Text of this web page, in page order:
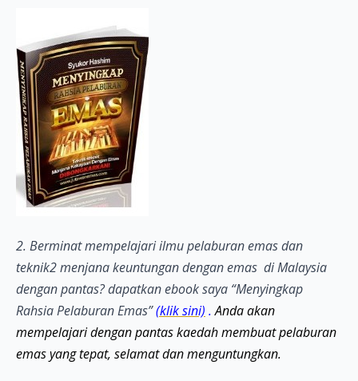
2. Berminat mempelajari ilmu pelaburan emas dan
teknik2 menjana keuntungan dengan emas di Malaysia
dengan pantas? dapatkan ebook saya “Menyingkap
Rahsia Pelaburan Emas”(klik sini) .Anda akan
mempelajari dengan pantas kaedah membuat pelaburan
emas yang tepat, selamat dan menguntungkan.